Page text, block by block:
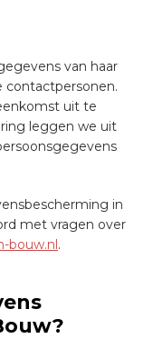
van haar
contactpersonen.
uit te
leggen we uit
in
met vragen over
bouw.nl.